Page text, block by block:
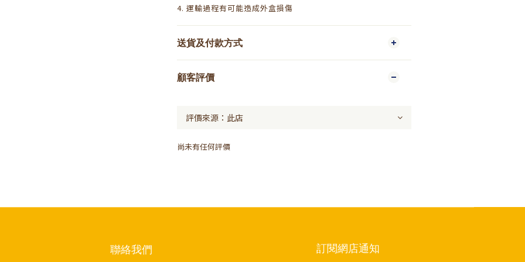
4. 運輸過程有可能造成外盒損傷
送貨及付款方式
顧客評價
尚未有任何評價
聯絡我們 訂閱網店通知